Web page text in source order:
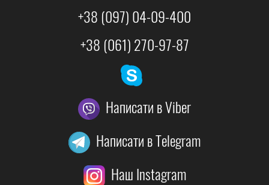
+38 (097) 04-09-400
+38 (061) 270-97-87
Написати в Viber
Написати в Telegram
Наш Instagram